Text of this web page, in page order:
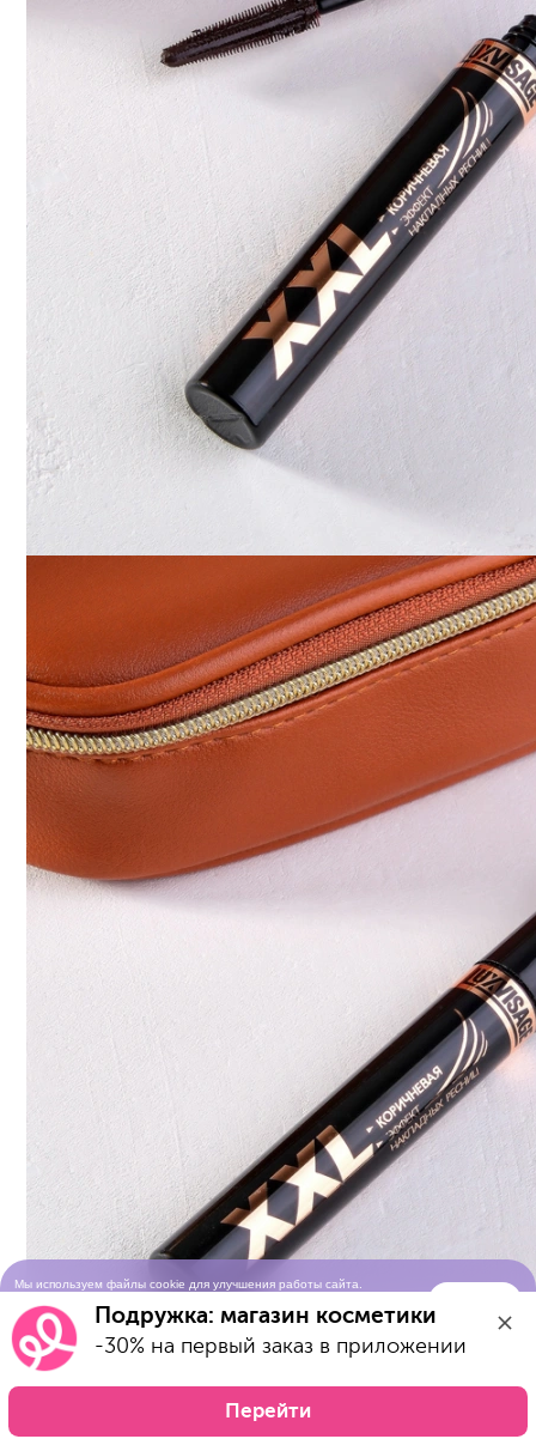
Мы используем файлы cookie для улучшения работы сайта.
использования cookie-файловПодружка: магазин косметики
-30% на первый заказ в приложении
Перейти